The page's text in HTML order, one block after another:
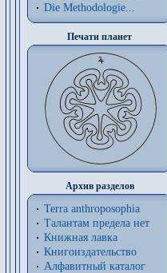
Die Methodologie...
Печати планет
Архив разделов
Terra anthroposophia
Талантам предела нет
Книжная лавка
Книгоиздательство
Алфавитный каталог